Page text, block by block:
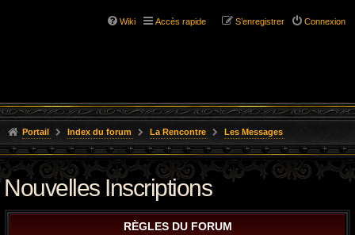
Wiki Accès rapide Connexion
S’enregistrer
Portail Index du forum La Rencontre Les Messages
Nouvelles Inscriptions
RÈGLES DU FORUM